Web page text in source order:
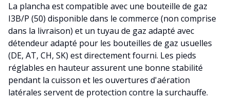
La plancha est compatible avec une bouteille de gaz
I3B/P (50) disponible dans le commerce (non comprise
dans la livraison) et un tuyau de gaz adapté avec
détendeur adapté pour les bouteilles de gaz usuelles
(DE, AT, CH, SK) est directement fourni. Les pieds
réglables en hauteur assurent une bonne stabilité
pendant la cuisson et les ouvertures d'aération
latérales servent de protection contre la surchauffe.